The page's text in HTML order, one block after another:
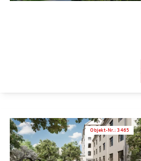
Objekt-Nr. :3465